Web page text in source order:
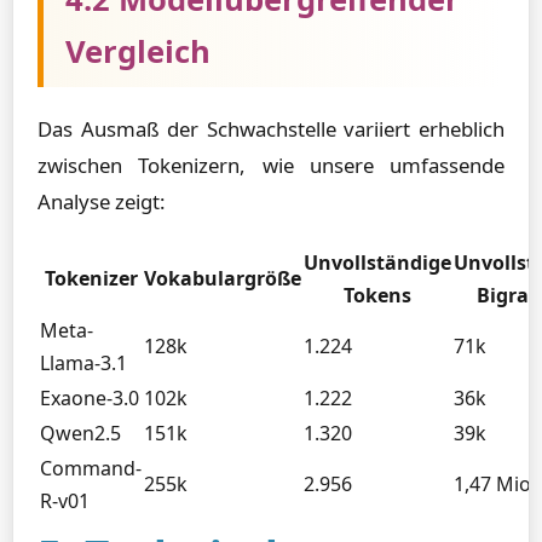
Vergleich
Das Ausmaß der Schwachstelle variiert erheblich
zwischen Tokenizern, wie unsere umfassende
Analyse zeigt:
Tokenizer Vokabulargröße
Unvollständige
Tokens
Meta-
Llama-3.1
128k 1.224
71k
Exaone-3.0 102k 1.222
36k
Qwen2.5
151k 1.320
39k
Command-
R-v01
255k 2.956 1,47 Mio.